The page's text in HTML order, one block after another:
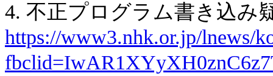
4. 不正プログラム書き込み
https://www3.nhk.or.jp/lnews/